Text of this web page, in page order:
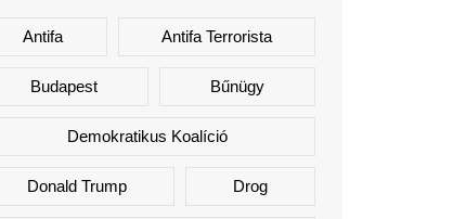
Antifa Antifa Terrorista
Budapest Bűnügy
Demokratikus Koalíció
Donald Trump Drog